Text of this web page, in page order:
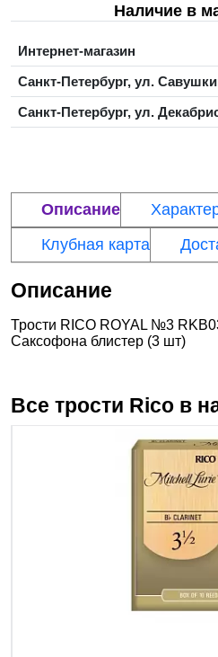
Наличие в
Интернет-магазин
Санкт-Петербург, ул.
Санкт-Петербург, ул.
Описание
Клубная карта
Описание
Трости RICO ROYAL №3
Саксофона блистер (3 шт)
Все трости Rico в